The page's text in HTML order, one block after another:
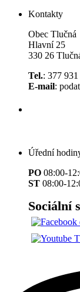
Kontakty
Obec Tlučná
Hlavní 25
330 26
Tel.: 377
E-mail:
Úřední
PO 08:00-
ST 08:00-
Sociální